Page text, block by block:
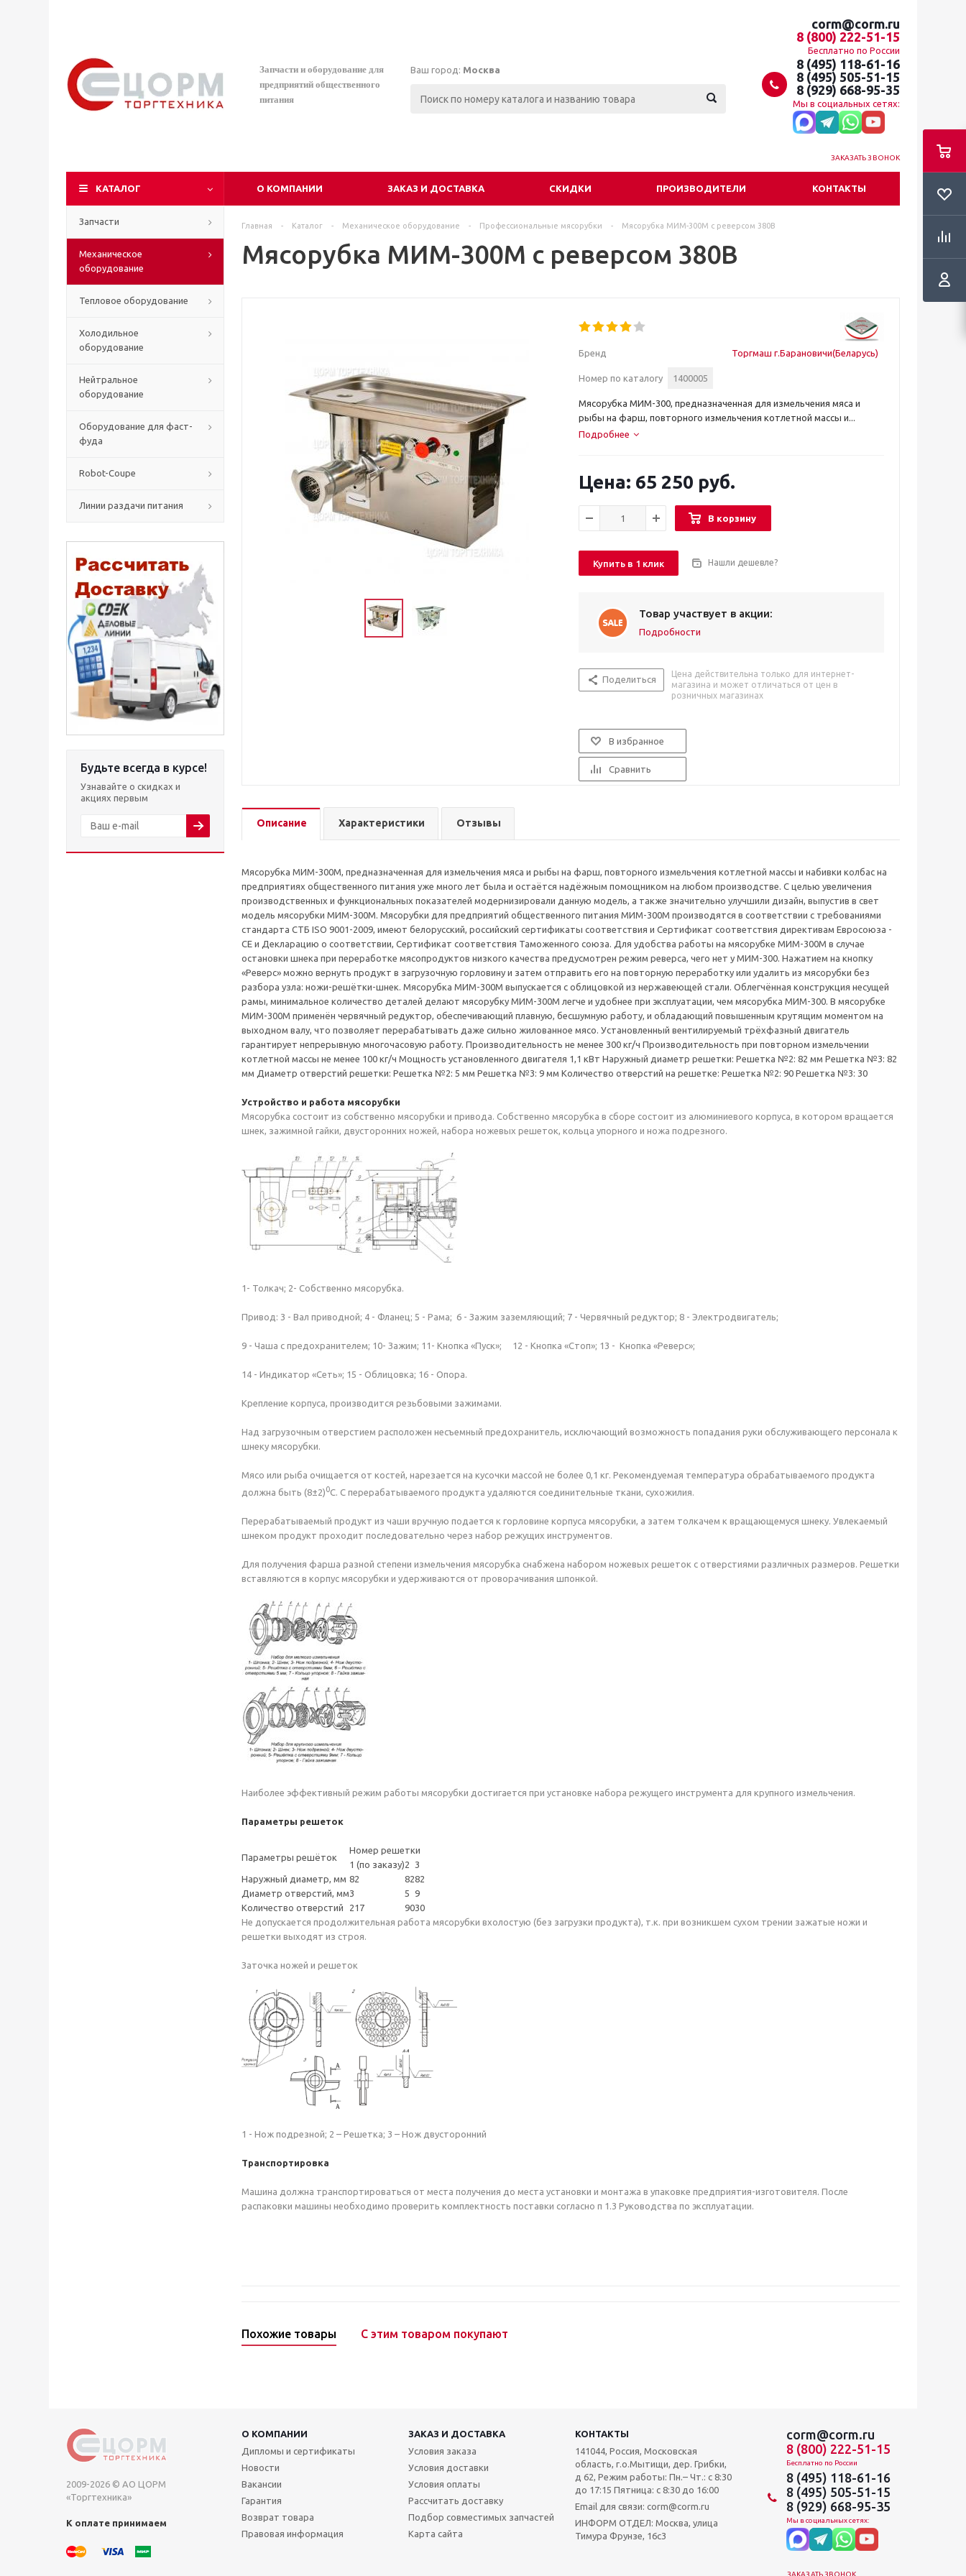
Запчасти и оборудование для
предприятий общественного
питания
Ваш город: Москва
corm@corm.ru
8 (800) 222-51-15
Бесплатно по России
8 (495) 118-61-16
8 (495) 505-51-15
8 (929) 668-95-35
Мы в социальных сетях:
ЗАКАЗАТЬ ЗВОНОК
КАТАЛОГ О КОМПАНИИ ЗАКАЗ И ДОСТАВКА СКИДКИ ПРОИЗВОДИТЕЛИ КОНТАКТЫ
Запчасти
Механическое
оборудование
Тепловое оборудование
Холодильное
оборудование
Нейтральное
оборудование
Оборудование для фаст-
фуда
Robot-Coupe
Линии раздачи питания
Будьте всегда в курсе!
Узнавайте о скидках и
акциях первым
Главная - Каталог - Механическое оборудование - Профессиональные мясорубки - Мясорубка МИМ-300М с реверсом 380В
Мясорубка МИМ-300М с реверсом 380В
Бренд Торгмаш г.Барановичи(Беларусь)
Номер по каталогу 1400005
Мясорубка МИМ-300, предназначенная для измельчения мяса и
рыбы на фарш, повторного измельчения котлетной массы и...
Подробнее
65 250 руб.
В корзину
Купить в 1 клик Нашли дешевле?
Товар участвует в акции:
Подробности
Поделиться
Цена действительна только для интернет-
магазина и может отличаться от цен в
розничных магазинах
В избранное
Сравнить
Описание Характеристики Отзывы
Мясорубка МИМ-300М, предназначенная для измельчения мяса и рыбы на фарш, повторного измельчения котлетной массы и набивки колбас на
предприятиях общественного питания уже много лет была и остаётся надёжным помощником на любом производстве. С целью увеличения
производственных и функциональных показателей модернизировали данную модель, а также значительно улучшили дизайн, выпустив в свет
модель мясорубки МИМ-300М. Мясорубки для предприятий общественного питания МИМ-300М производятся в соответствии с требованиями
стандарта СТБ ISO 9001-2009, имеют белорусский, российский сертификаты соответствия и Сертификат соответствия директивам Евросоюза -
CE и Декларацию о соответствии, Сертификат соответствия Таможенного союза. Для удобства работы на мясорубке МИМ-300М в случае
остановки шнека при переработке мясопродуктов низкого качества предусмотрен режим реверса, чего нет у МИМ-300. Нажатием на кнопку
«Реверс» можно вернуть продукт в загрузочную горловину и затем отправить его на повторную переработку или удалить из мясорубки без
разбора узла: ножи-решётки-шнек. Мясорубка МИМ-300М выпускается с облицовкой из нержавеющей стали. Облегчённая конструкция несущей
рамы, минимальное количество деталей делают мясорубку МИМ-300М легче и удобнее при эксплуатации, чем мясорубка МИМ-300. В мясорубке
МИМ-300М применён червячный редуктор, обеспечивающий плавную, бесшумную работу, и обладающий повышенным крутящим моментом на
выходном валу, что позволяет перерабатывать даже сильно жилованное мясо. Установленный вентилируемый трёхфазный двигатель
гарантирует непрерывную многочасовую работу. Производительность не менее 300 кг/ч Производительность при повторном измельчении
котлетной массы не менее 100 кг/ч Мощность установленного двигателя 1,1 кВт Наружный диаметр решетки: Решетка №2: 82 мм Решетка №3: 82
мм Диаметр отверстий решетки: Решетка №2: 5 мм Решетка №3: 9 мм Количество отверстий на решетке: Решетка №2: 90 Решетка №3: 30
Устройство и работа мясорубки
Мясорубка состоит из собственно мясорубки и привода. Собственно мясорубка в сборе состоит из алюминиевого корпуса, в котором вращается
шнек, зажимной гайки, двусторонних ножей, набора ножевых решеток, кольца упорного и ножа подрезного.
1- Толкач; 2- Собственно мясорубка.
Привод: 3 - Вал приводной; 4 - Фланец; 5 - Рама; 6 - Зажим заземляющий; 7 - Червячный редуктор; 8 - Электродвигатель;
9 - Чаша с предохранителем; 10- Зажим; 11- Кнопка «Пуск»; 12 - Кнопка «Стоп»; 13 - Кнопка «Реверс»;
14 - Индикатор «Сеть»; 15 - Облицовка; 16 - Опора.
Крепление корпуса, производится резьбовыми зажимами.
Над загрузочным отверстием расположен несъемный предохранитель, исключающий возможность попадания руки обслуживающего персонала к
шнеку мясорубки.
Мясо или рыба очищается от костей, нарезается на кусочки массой не более 0,1 кг. Рекомендуемая температура обрабатываемого продукта
должна быть (8±2)0С. С перерабатываемого продукта удаляются соединительные ткани, сухожилия.
Перерабатываемый продукт из чаши вручную подается к горловине корпуса мясорубки, а затем толкачем к вращающемуся шнеку. Увлекаемый
шнеком продукт проходит последовательно через набор режущих инструментов.
Для получения фарша разной степени измельчения мясорубка снабжена набором ножевых решеток с отверстиями различных размеров. Решетки
вставляются в корпус мясорубки и удерживаются от проворачивания шпонкой.
Наиболее эффективный режим работы мясорубки достигается при установке набора режущего инструмента для крупного измельчения.
Параметры решеток
Параметры решёток
Номер решетки
1 (по заказу)2
3
Наружный диаметр, мм 82 8282
Диаметр отверстий, мм3 5 9
Количество отверстий
217 9030
Не допускается продолжительная работа мясорубки вхолостую (без загрузки продукта), т.к. при возникшем сухом трении зажатые ножи и
решетки выходят из строя.
Заточка ножей и решеток
1 - Нож подрезной; 2 – Решетка; 3 – Нож двусторонний
Транспортировка
Машина должна транспортироваться от места получения до места установки и монтажа в упаковке предприятия-изготовителя. После
распаковки машины необходимо проверить комплектность поставки согласно п 1.3 Руководства по эксплуатации.
Похожие товары С этим товаром покупают
2009-2026 © АО ЦОРМ
«Торгтехника»
К оплате принимаем
О КОМПАНИИ ЗАКАЗ И ДОСТАВКА
КОНТАКТЫ
Дипломы и сертификаты
Новости
Вакансии
Гарантия
Возврат товара
Правовая информация
Условия заказа
Условия доставки
Условия оплаты
Рассчитать доставку
Подбор совместимых запчастей
Карта сайта
141044, Россия, Московская
область, г.о.Мытищи, дер. Грибки,
д 62, Режим работы: Пн.– Чт.: с 8:30
до 17:15 Пятница: c 8:30 до 16:00
Email для связи: corm@corm.ru
ИНФОРМ ОТДЕЛ: Москва, улица
Тимура Фрунзе, 16с3
corm@corm.ru
8 (800) 222-51-15
Бесплатно по России
8 (495) 118-61-16
8 (495) 505-51-15
8 (929) 668-95-35
Мы в социальных сетях:
ЗАКАЗАТЬ ЗВОНОК